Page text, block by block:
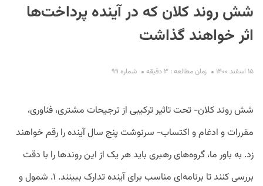
شش روند کلان که در آینده پرداخت‌ها
اثر خواهند گذاشت
۱۵ اسفند ۱۴۰۰ زمان مطالعه : ۳ دقیقه شماره ۹۹
شش روند کلان- تحت تاثیر ترکیبی از ترجیحات مشتری، فناوری،
مقررات و ادغام و اکتساب- سرنوشت پنج سال آینده را رقم خواهند
زد. به باور ما، گروه‌های رهبری باید هر یک از این روندها را با دقت
بررسی کنند تا برنامه‌ای مناسب برای آینده تدارک ببینند. ۱. شمول و